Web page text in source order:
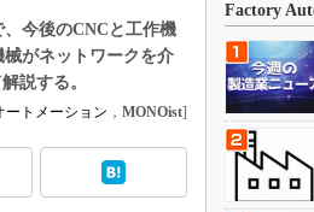
今後のCNCと工作機
がネットワークを介
説する。
ートメーション ， MONOist]
Factory